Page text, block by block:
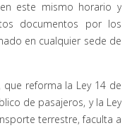
este mismo horario y
documentos por los
en cualquier sede de
reforma la Ley 14 de
de pasajeros, y la Ley
terrestre, faculta a